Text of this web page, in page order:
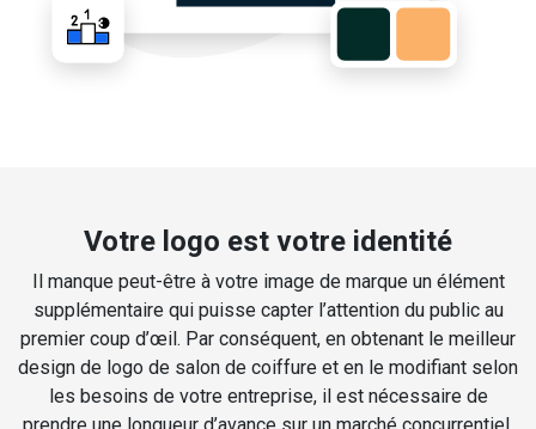
Votre logo est votre identité
Il manque peut-être à votre image de marque un élément
supplémentaire qui puisse capter l’attention du public au
premier coup d’œil. Par conséquent, en obtenant le meilleur
design de logo de salon de coiffure et en le modifiant selon
les besoins de votre entreprise, il est nécessaire de